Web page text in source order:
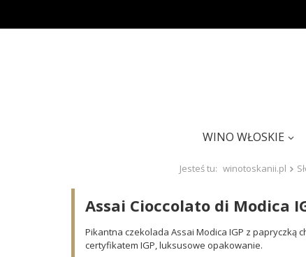
WINO WŁOSKIE
Jesteś tu: winotoskanii.pl
Assai Cioccolato di Modica
Pikantna czekolada Assai Modica IGP z papryczką
certyfikatem IGP, luksusowe opakowanie.